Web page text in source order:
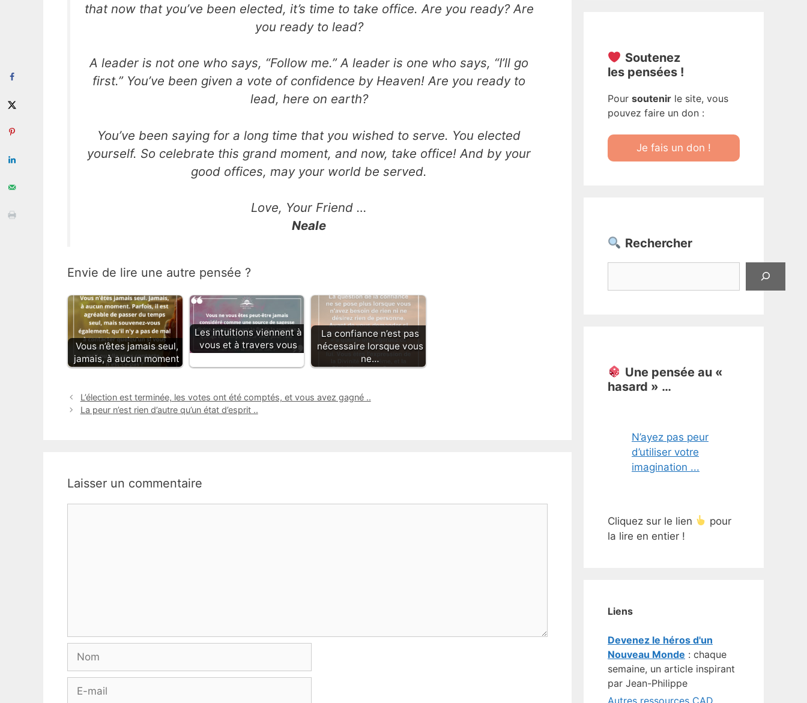
that now that you’ve been elected, it’s time to take office. Are you ready? Are
you ready to lead?
A leader is not one who says, “Follow me.” A leader is one who says, “I’ll go
first.” You’ve been given a vote of confidence by Heaven! Are you ready to
lead, here on earth?
You’ve been saying for a long time that you wished to serve. You elected
yourself. So celebrate this grand moment, and now, take office! And by your
good offices, may your world be served.
Love, Your Friend …
Neale
Envie de lire une autre pensée ?
Vous n’êtes jamais seul,
jamais, à aucun moment
Les intuitions viennent à
vous et à travers vous
La confiance n’est pas
nécessaire lorsque vous
ne…
L’élection est terminée, les votes ont été comptés, et vous avez gagné ..
La peur n’est rien d’autre qu’un état d’esprit ..
Laisser un commentaire
Nom
Soutenez
les pensées !
Pour soutenir le site, vous
pouvez faire un don :
Je fais un don !
Rechercher
Une pensée au «
hasard » …
N’ayez pas peur
d’utiliser votre
imagination ...
Cliquez sur le lien
pour
la lire en entier !
Liens
Devenez le héros d'un
Nouveau Monde : chaque
semaine, un article inspirant
par Jean-Philippe
Autres ressources CAD